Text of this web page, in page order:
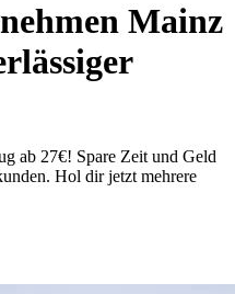
Mainz
ab 27€! Spare Zeit und Geld
Hol dir jetzt mehrere